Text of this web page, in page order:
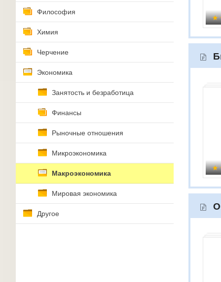
Философия
Химия
Черчение
Экономика
Занятость и безработица
Финансы
Рыночные отношения
Микроэкономика
Макроэкономика
Мировая экономика
Другое